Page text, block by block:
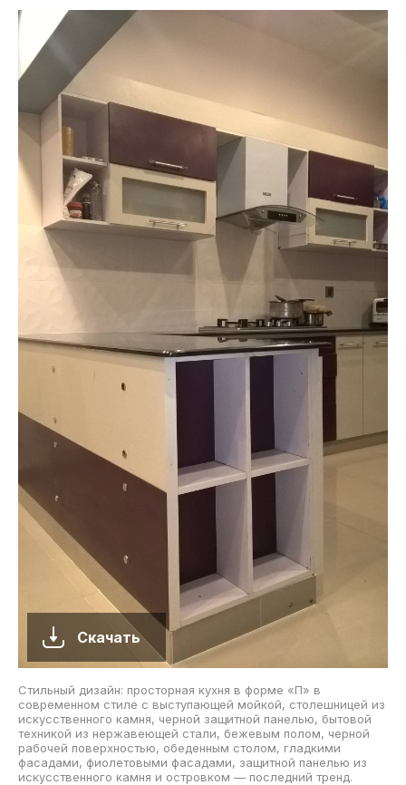
Скачать
Стильный дизайн: просторная кухня в форме «П» в
современном стиле с выступающей мойкой, столешницей из
искусственного камня, черной защитной панелью, бытовой
техникой из нержавеющей стали, бежевым полом, черной
рабочей поверхностью, обеденным столом, гладкими
фасадами, фиолетовыми фасадами, защитной панелью из
искусственного камня и островком — последний тренд.